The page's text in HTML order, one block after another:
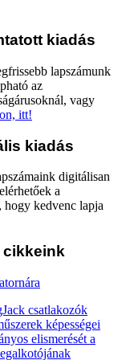
kiadás
lapszámunk
az
vagy
itt!
kiadás
digitálisan
a
hogy kedvenc lapja
cikkeink
csatlakozók
képességei
elismerését a